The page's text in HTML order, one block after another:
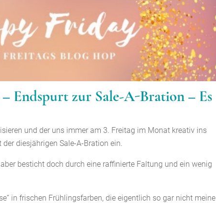
Endspurt zur Sale-A-Bration – Es
und der uns immer am 3. Freitag im Monat kreativ ins
diesjährigen Sale-A-Bration ein.
besticht doch durch eine raffinierte Faltung und ein wenig
in frischen Frühlingsfarben, die eigentlich so gar nicht meine